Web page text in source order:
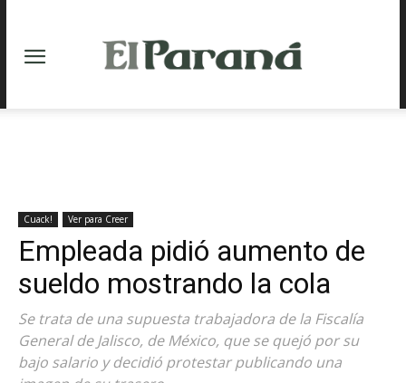
Cuack! Ver para Creer
Empleada pidió aumento de
sueldo mostrando la cola
Se trata de una supuesta trabajadora de la Fiscalía
General de Jalisco, de México, que se quejó por su
bajo salario y decidió protestar publicando una